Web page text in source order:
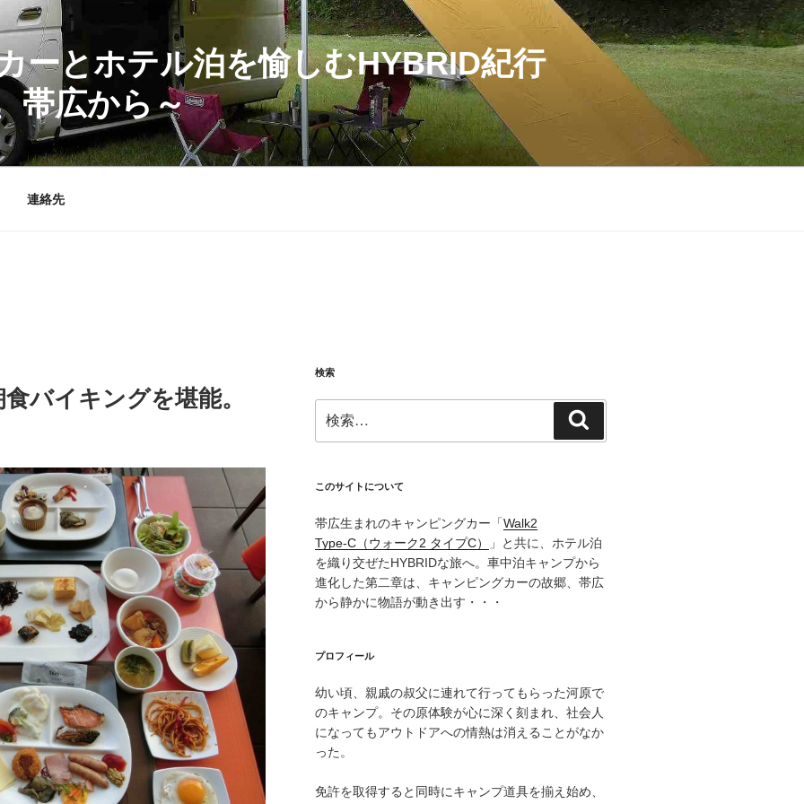
ーとホテル泊を愉しむHYBRID紀行
帯広から～
連絡先
バイキングを堪能。
検索
索:
索
このサイトについて
帯広生まれのキャンピングカー「Walk2
Type‑C（ウォーク2 タイプC）
」と共に、ホテル泊
を織り交ぜたHYBRIDな旅へ。車中泊キャンプから
進化した第二章は、キャンピングカーの故郷、帯広
から静かに物語が動き出す・・・
プロフィール
幼い頃、親戚の叔父に連れて行ってもらった河原で
のキャンプ。その原体験が心に深く刻まれ、社会人
になってもアウトドアへの情熱は消えることがなか
った。
免許を取得すると同時にキャンプ道具を揃え始め、